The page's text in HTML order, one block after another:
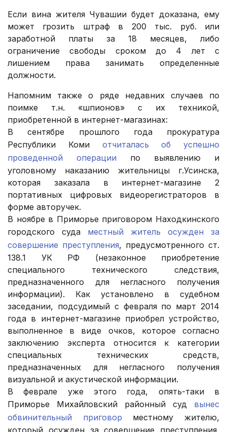
Если вина жителя Чувашии будет доказана, ему
может грозить штраф в 200 тыс. руб. или
заработной платы за 18 месяцев, либо
ограничение свободы сроком до 4 лет с
лишением права занимать определенные
должности.
Напомним также о ряде недавних случаев по
поимке т.н. «шпионов» с их техникой,
приобретенной в интернет-магазинах:
В сентябре прошлого года прокуратура
Республики Коми отчиталась об успешно
проведенной операции по выявлению и
уголовному наказанию жительницы г.Усинска,
которая заказала в интернет-магазине 2
портативных цифровых видеорегистраторов в
форме авторучек.
В ноябре в Приморье приговором Находкинского
городского суда местный житель осужден за
совершение преступления, предусмотренного ст.
138.1 УК РФ (незаконное приобретение
специального технического следствия,
предназначенного для негласного получения
информации). Как установлено в судебном
заседании, подсудимый с февраля по март 2014
года в интернет-магазине приобрел устройство,
выполненное в виде очков, которое согласно
заключению эксперта относится к категории
специальных технических средств,
предназначенных для негласного получения
визуальной и акустической информации.
В феврале уже этого года, опять-таки в
Приморье Михайловский районный суд вынес
обвинительный приговор местному жителю,